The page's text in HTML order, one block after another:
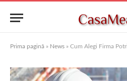
Prima pagină » News » Cum Alegi Firma Potrivită